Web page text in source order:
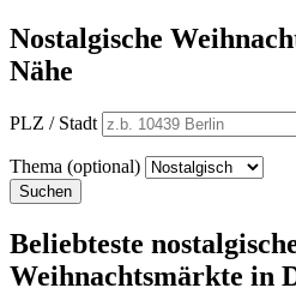
Nostalgische
Nähe
PLZ / Stadt
Thema (optional)
Suchen
Beliebteste
Weihnachtsmärkte in